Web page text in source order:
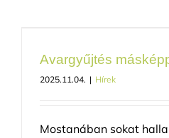
Avargyűjtés
2025.11.04. | Hírek
Mostanában sokat